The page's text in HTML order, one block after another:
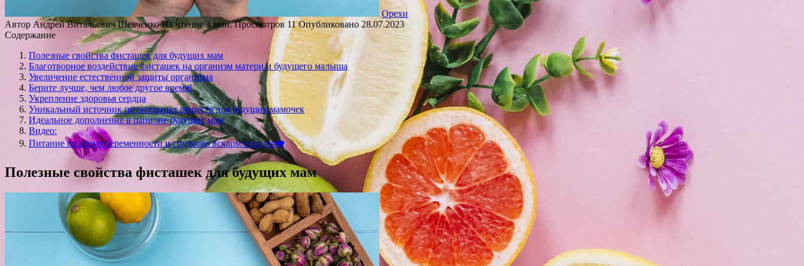
Орехи
Автор Андрей Витальевич Шевченко На чтение3 мин. Просмотров 11 Опубликовано 28.07.2023
Содержание
Полезные свойства фисташек для будущих мам
Благотворное воздействие фисташек на организм матери и будущего малыша
Увеличение естественной защиты организма
Берите лучше, чем любое другое время!
Укрепление здоровья сердца
Уникальный источник питательных веществ для будущих мамочек
Идеальное дополнение в рационе будущих мам
Видео:
Питание во время беременности и грудного вскармливания❤️
Полезные свойства фисташек для будущих мам